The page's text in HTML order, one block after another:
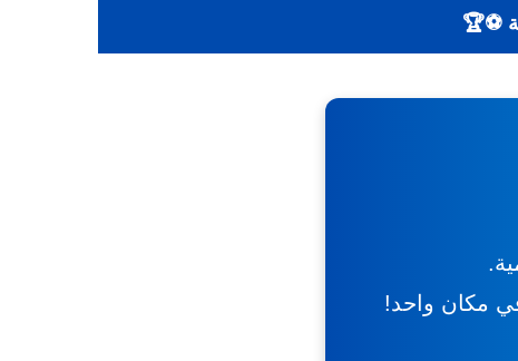
- أخبار حصرية ⚽🏆
في مكان واحد!